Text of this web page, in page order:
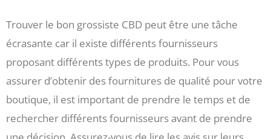
Trouver le bon grossiste CBD peut être une tâche
écrasante car il existe différents fournisseurs
proposant différents types de produits. Pour vous
assurer d’obtenir des fournitures de qualité pour votre
boutique, il est important de prendre le temps et de
rechercher différents fournisseurs avant de prendre